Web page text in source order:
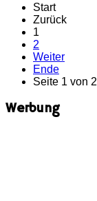
Start
Zurück
1
2
Weiter
Ende
Seite 1 von 2
Werbung